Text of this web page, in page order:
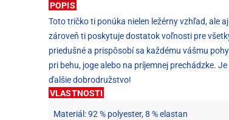
POPIS
Toto tričko ti ponúka nielen ležérny vzhľad, ale
zároveň ti poskytuje dostatok voľnosti pre
priedušné a prispôsobí sa každému vášmu
pri behu, joge alebo na príjemnej prechádzke.
ďalšie dobrodružstvo!
VLASTNOSTI
Materiál: 92 % polyester, 8 % elastan